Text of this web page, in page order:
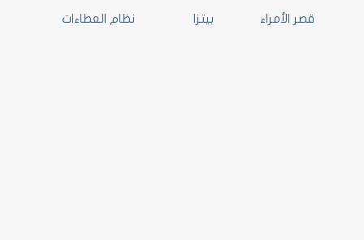
قصر الأمراء بيتزا نظام العطاءات